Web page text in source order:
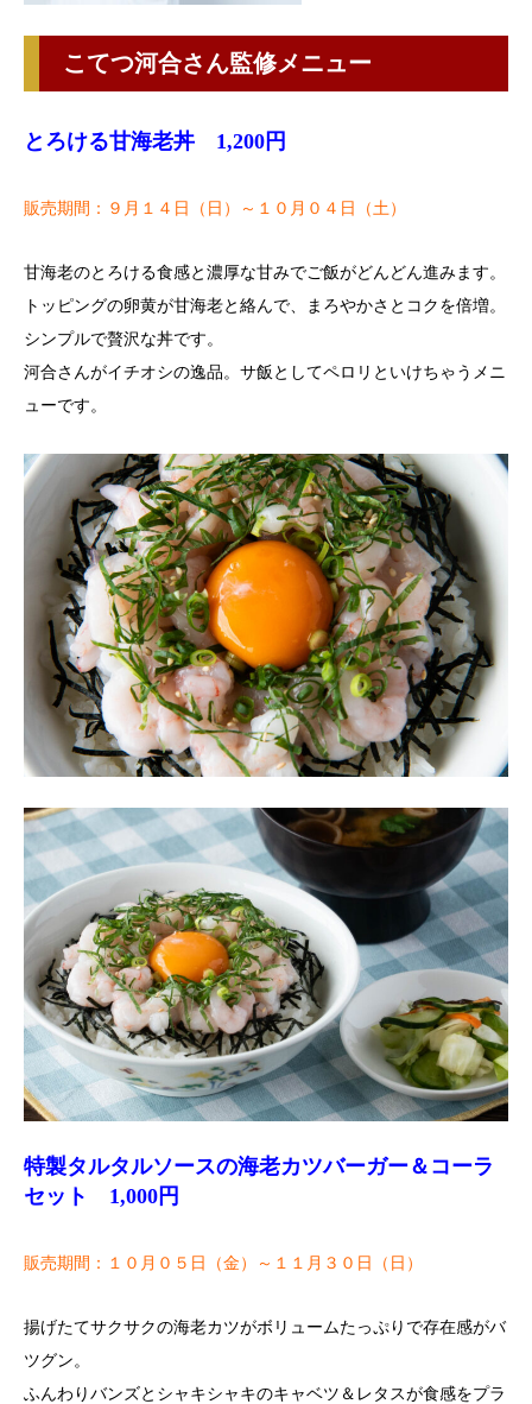
こてつ河合さん監修メニュー
とろける甘海老丼 1,200円
販売期間：９月１４日（日）～１０月０４日（土）
甘海老のとろける食感と濃厚な甘みでご飯がどんどん進みます。
トッピングの卵黄が甘海老と絡んで、まろやかさとコクを倍増。
シンプルで贅沢な丼です。
河合さんがイチオシの逸品。サ飯としてペロリといけちゃうメニ
ューです。
特製タルタルソースの海老カツバーガー＆コーラ
セット 1,000円
販売期間：１０月０５日（金）～１１月３０日（日）
揚げたてサクサクの海老カツがボリュームたっぷりで存在感がバ
ツグン。
ふんわりバンズとシャキシャキのキャベツ＆レタスが食感をプラ